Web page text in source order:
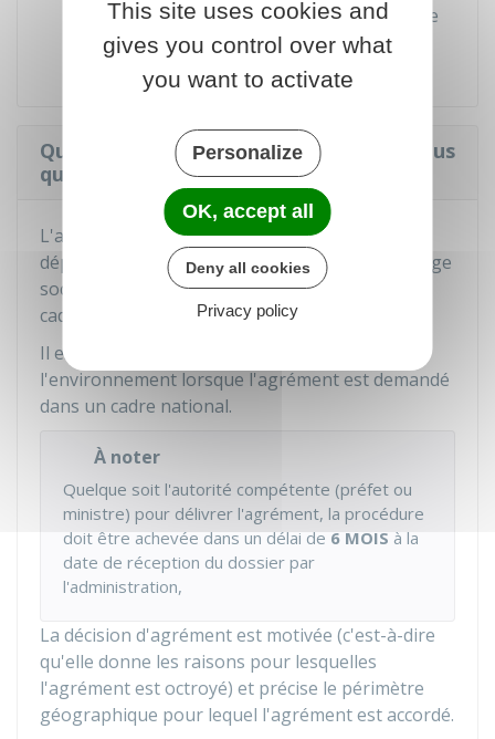
Conditions de déroulement des votes de
l'assemblée générale.
Qui accorde l'agrément à une APE et sous
quel délai ?
L'agrément est accordé par le préfet du
département dans lequel l'association a son siège
social lorsque l'agrément est demandé dans un
cadre départemental ou régional.
Il est accordé par le ministre chargé de
l'environnement lorsque l'agrément est demandé
dans un cadre national.
À noter
Quelque soit l'autorité compétente (préfet ou
ministre) pour délivrer l'agrément, la procédure
doit être achevée dans un délai de 6 MOIS à la
date de réception du dossier par
l'administration,
La décision d'agrément est motivée (c'est-à-dire
qu'elle donne les raisons pour lesquelles
l'agrément est octroyé) et précise le périmètre
géographique pour lequel l'agrément est accordé.
This site uses cookies and
gives you control over what
you want to activate
Personalize
OK, accept all
Deny all cookies
Privacy policy